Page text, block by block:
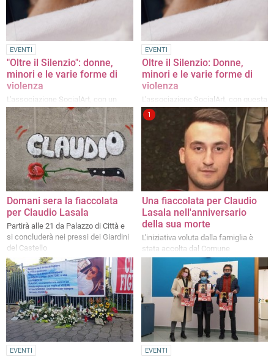
EVENTI
"Oltre il Silenzio": donne,
minori e le varie forme di
violenza
L'associazione SocialArt, con un
nuovo incontro, mette i
professionisti a dispozione dei
cittadini
EVENTI
Oltre il Silenzio: Donne,
minori e le varie forme di
violenza
L'associazione SocialArt, con questa
nuova rassegna, mette i
professionisti al servizio dei cittadini
Domani sera la fiaccolata
per Claudio Lasala
Partirà alle 21 da Palazzo di Città e
si concluderà nei pressi dei Giardini
del Castello
1
Una fiaccolata per Claudio
Lasala nell'anniversario
della sua morte
L'iniziativa voluta dalla famiglia è
stata accolta dal Comune
EVENTI EVENTI